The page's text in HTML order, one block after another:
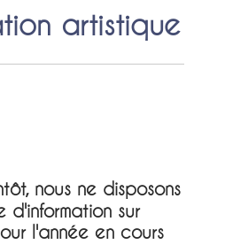
artistique
nous ne disposons
d'information sur
l'année en cours